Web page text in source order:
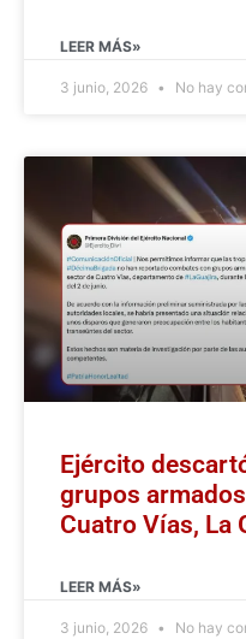
LEER MÁS»
3 junio, 2026 No hay
Ejército
grupos
Cuatro Vías, La
LEER MÁS»
3 junio, 2026 No hay